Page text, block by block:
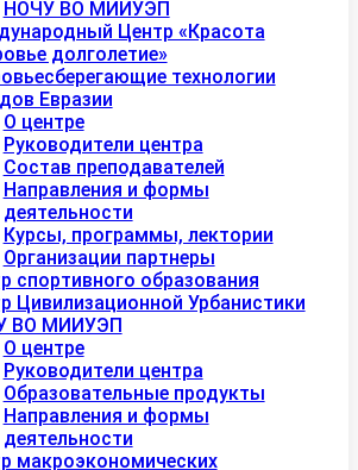
НОЧУ ВО МИИУЭП
Центр «Красота
долголетие»
технологии
Евразии
О центре
Руководители центра
Состав преподавателей
Направления и формы
деятельности
Курсы, программы, лектории
Организации партнеры
спортивного образования
Цивилизационной Урбанистики
ВО МИИУЭП
О центре
Руководители центра
Образовательные продукты
Направления и формы
деятельности
макроэкономических